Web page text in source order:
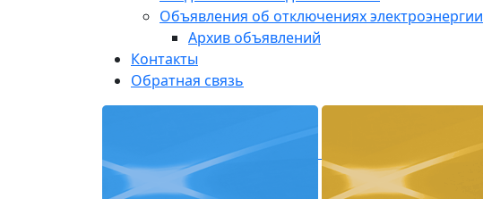
Объявления об отключениях электроэнергии
Архив объявлений
Контакты
Обратная связь